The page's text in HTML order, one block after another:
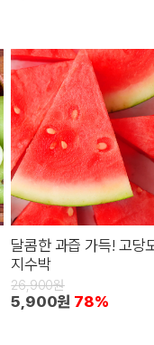
달콤한 과즙 가득! 고당
지수박
26,900원
5,900원 78%